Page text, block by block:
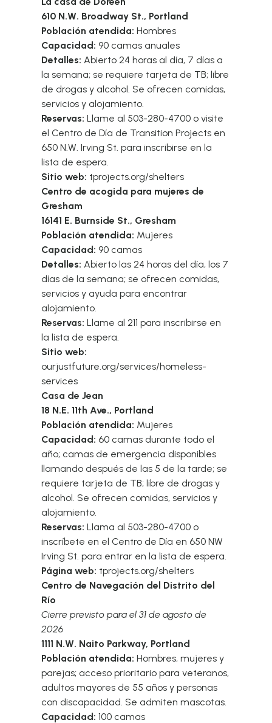
610 N.W. Broadway St., Portland
Población atendida: Hombres
Capacidad: 90 camas anuales
Detalles: Abierto 24 horas al día, 7 días a
la semana; se requiere tarjeta de TB; libre
de drogas y alcohol. Se ofrecen comidas,
servicios y alojamiento.
Reservas: Llame al 503-280-4700 o visite
el Centro de Día de Transition Projects en
650 N.W. Irving St. para inscribirse en la
lista de espera.
Sitio web: tprojects.org/shelters
Centro de acogida para mujeres de
Gresham
16141 E. Burnside St., Gresham
Población atendida: Mujeres
Capacidad: 90 camas
Detalles: Abierto las 24 horas del día, los 7
días de la semana; se ofrecen comidas,
servicios y ayuda para encontrar
alojamiento.
Reservas: Llame al 211 para inscribirse en
la lista de espera.
Sitio web:
ourjustfuture.org/services/homeless-
services
Casa de Jean
18 N.E. 11th Ave., Portland
Población atendida: Mujeres
Capacidad: 60 camas durante todo el
año; camas de emergencia disponibles
llamando después de las 5 de la tarde; se
requiere tarjeta de TB; libre de drogas y
alcohol. Se ofrecen comidas, servicios y
alojamiento.
Reservas: Llama al 503-280-4700 o
inscríbete en el Centro de Día en 650 NW
Irving St. para entrar en la lista de espera.
Página web: tprojects.org/shelters
Centro de Navegación del Distrito del
Río
Cierre previsto para el 31 de agosto de
2026
1111 N.W. Naito Parkway, Portland
Población atendida: Hombres, mujeres y
parejas; acceso prioritario para veteranos,
adultos mayores de 55 años y personas
con discapacidad. Se admiten mascotas.
Capacidad: 100 camas